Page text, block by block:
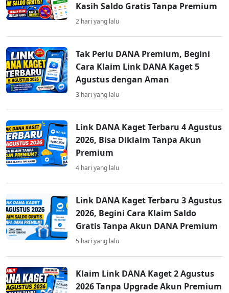
Kasih Saldo Gratis Tanpa Premium
2 hari yang lalu
Tak Perlu DANA Premium, Begini
Cara Klaim Link DANA Kaget 5
Agustus dengan Aman
3 hari yang lalu
Link DANA Kaget Terbaru 4 Agustus
2026, Bisa Diklaim Tanpa Akun
Premium
4 hari yang lalu
Link DANA Kaget Terbaru 3 Agustus
2026, Begini Cara Klaim Saldo
Gratis Tanpa Akun DANA Premium
5 hari yang lalu
Klaim Link DANA Kaget 2 Agustus
2026 Tanpa Upgrade Akun Premium